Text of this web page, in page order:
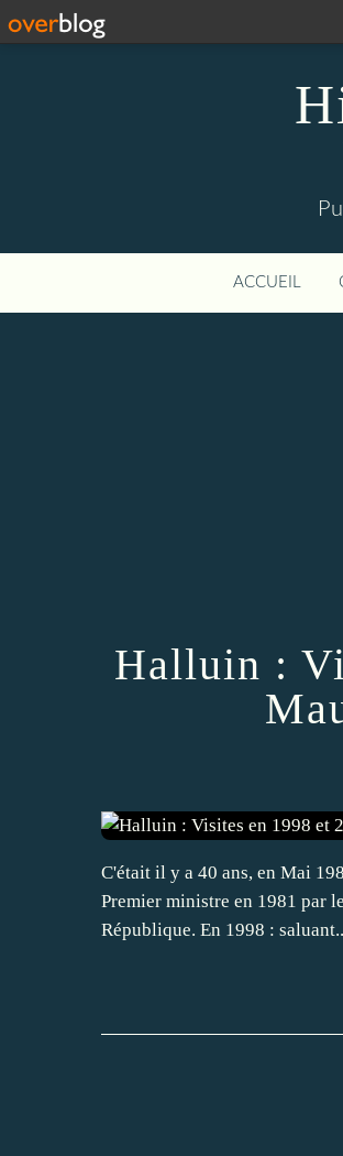
ACCUEIL
Halluin :
C'était il y a 40 ans, en Mai
Premier ministre en 1981 par
République. En 1998 :